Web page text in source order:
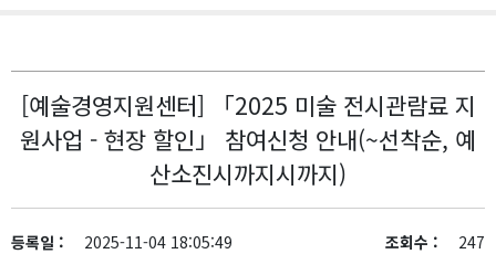
[예술경영지원센터] 「2025 미술 전시관람료 지
원사업 - 현장 할인」 참여신청 안내(~선착순, 예
산소진시까지시까지)
등록일 : 2025-11-04 18:05:49 조회수 : 247